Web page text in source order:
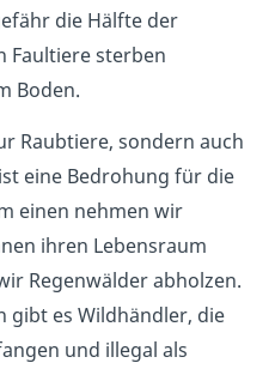
die Hälfte der
Faultiere sterben
Boden.
Raubtiere, sondern auch
ist eine Bedrohung für die
einen nehmen wir
ihren Lebensraum
Regenwälder abholzen.
gibt es Wildhändler, die
und illegal als